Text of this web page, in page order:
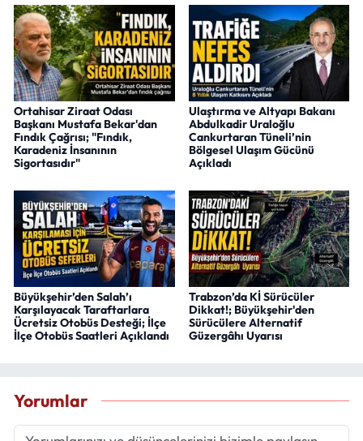
Ortahisar Ziraat Odası
Başkanı Mustafa Bekar'dan
Fındık Çağrısı; "Fındık,
Karadeniz İnsanının
Sigortasıdır"
Ulaştırma ve Altyapı Bakanı
Abdulkadir Uraloğlu
Cankurtaran Tüneli’nin
Bölgesel Ulaşım Gücünü
Açıkladı
Büyükşehir’den Salah’ı
Karşılayacak Taraftarlara
Ücretsiz Otobüs Desteği; İlçe
İlçe Otobüs Saatleri Açıklandı
Trabzon’da Kİ Sürücüler
Dikkat!; Büyükşehir'den
Sürücülere Alternatif
Güzergâhı Uyarısı
Yorumlar